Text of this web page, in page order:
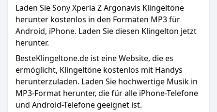
Laden Sie Sony Xperia Z Argonavis Klingeltöne
herunter kostenlos in den Formaten MP3 für
Android, iPhone. Laden Sie diesen Klingelton jetzt
herunter.
BesteKlingeltone.de ist eine Website, die es
ermöglicht, Klingeltöne kostenlos mit Handys
herunterzuladen. Laden Sie hochwertige Musik in
MP3-Format herunter, die für alle iPhone-Telefone
und Android-Telefone geeignet ist.